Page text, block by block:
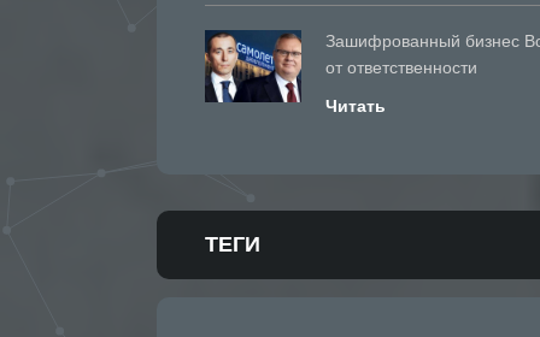
Зашифрованный бизнес
от ответственности
Читать
ТЕГИ